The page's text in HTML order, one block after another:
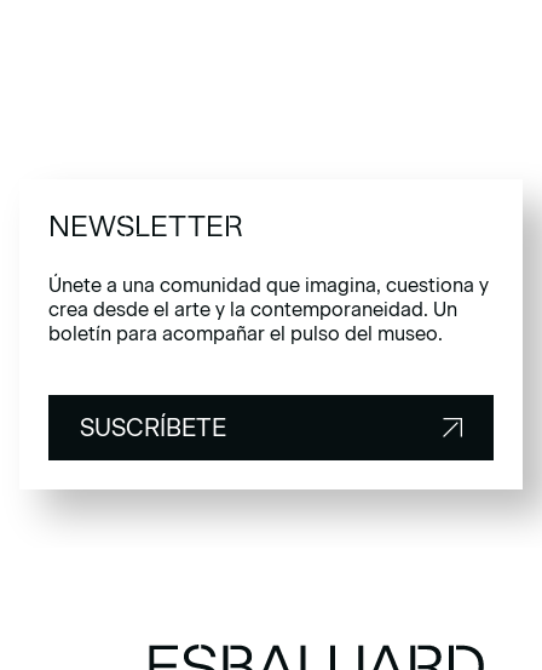
NEWSLETTER
Únete a una comunidad que imagina, cuestiona y
crea desde el arte y la contemporaneidad. Un
boletín para acompañar el pulso del museo.
SUSCRÍBETE
SUSCRÍBETE